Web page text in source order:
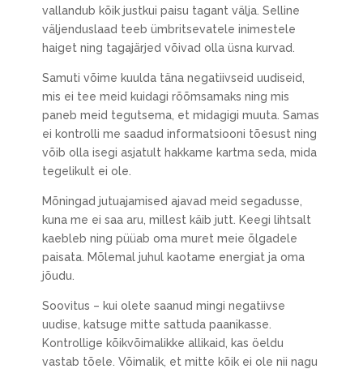
vallandub kõik justkui paisu tagant välja. Selline
väljenduslaad teeb ümbritsevatele inimestele
haiget ning tagajärjed võivad olla üsna kurvad.
Samuti võime kuulda täna negatiivseid uudiseid,
mis ei tee meid kuidagi rõõmsamaks ning mis
paneb meid tegutsema, et midagigi muuta. Samas
ei kontrolli me saadud informatsiooni tõesust ning
võib olla isegi asjatult hakkame kartma seda, mida
tegelikult ei ole.
Mõningad jutuajamised ajavad meid segadusse,
kuna me ei saa aru, millest käib jutt. Keegi lihtsalt
kaebleb ning püüab oma muret meie õlgadele
paisata. Mõlemal juhul kaotame energiat ja oma
jõudu.
Soovitus – kui olete saanud mingi negatiivse
uudise, katsuge mitte sattuda paanikasse.
Kontrollige kõikvõimalikke allikaid, kas öeldu
vastab tõele. Võimalik, et mitte kõik ei ole nii nagu